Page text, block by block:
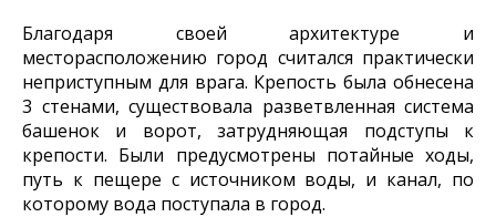
Благодаря своей архитектуре и
месторасположению город считался практически
неприступным для врага. Крепость была обнесена
3 стенами, существовала разветвленная система
башенок и ворот, затрудняющая подступы к
крепости. Были предусмотрены потайные ходы,
путь к пещере с источником воды, и канал, по
которому вода поступала в город.